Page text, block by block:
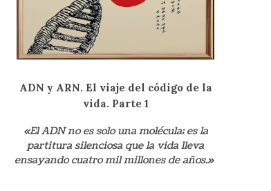
ADN y ARN. El viaje del código de la
vida. Parte 1
«El ADN no es solo una molécula; es la
partitura silenciosa que la vida lleva
ensayando cuatro mil millones de años.»